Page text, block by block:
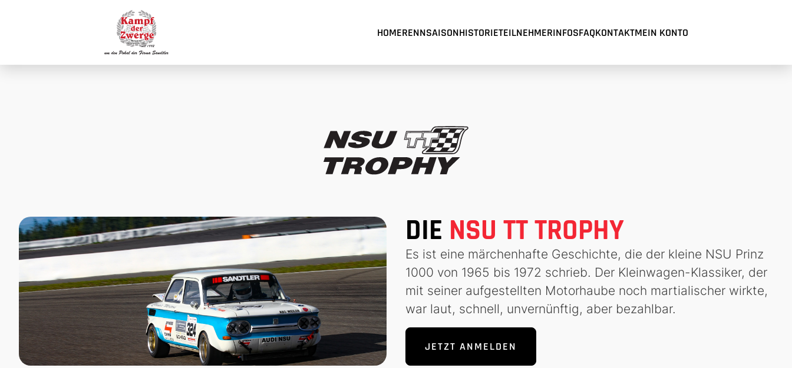
HOMERENNSAISONHISTORIETEILNEHMERINFOSFAQKONTAKTMEIN KONTO
DIE NSU TT TROPHY
Es ist eine märchenhafte Geschichte, die der kleine NSU Prinz
1000 von 1965 bis 1972 schrieb. Der Kleinwagen-Klassiker, der
mit seiner aufgestellten Motorhaube noch martialischer wirkte,
war laut, schnell, unvernünftig, aber bezahlbar.
JETZT ANMELDEN